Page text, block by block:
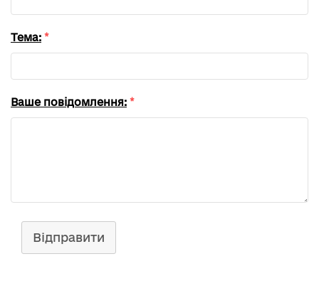
Тема: *
Ваше повідомлення: *
Відправити